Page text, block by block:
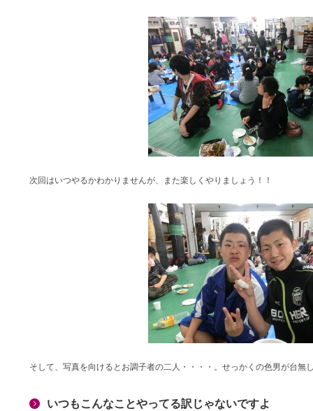
次回はいつやるかわかりませんが、また楽しくやりましょう！！
そして、写真を向けるとお調子者の二人・・・・。せっかくの色男が台無
いつもこんなことやってる訳じゃないですよ